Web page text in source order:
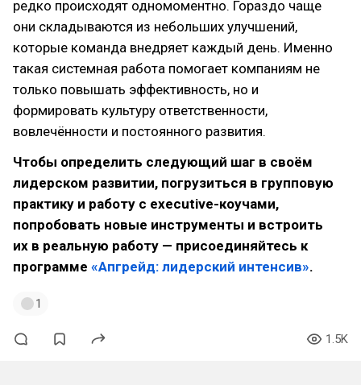
редко происходят одномоментно. Гораздо чаще
они складываются из небольших улучшений,
которые команда внедряет каждый день. Именно
такая системная работа помогает компаниям не
только повышать эффективность, но и
формировать культуру ответственности,
вовлечённости и постоянного развития.
Чтобы определить следующий шаг в своём
лидерском развитии, погрузиться в групповую
практику и работу с executive-коучами,
попробовать новые инструменты и встроить
их в реальную работу — присоединяйтесь к
программе «Апгрейд: лидерский интенсив».
1
1.5K